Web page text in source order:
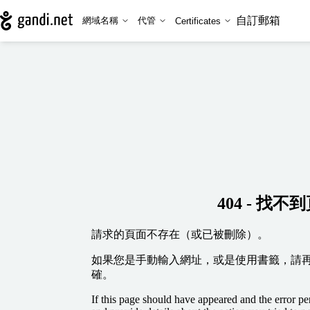
網域名稱 代管 Certificates 自訂郵箱
404 - 找不
請求的頁面不存在（或已被刪除）。
如果您是手動輸入網址，或是使用書籤，請
確。
If this page should have appeared and the error